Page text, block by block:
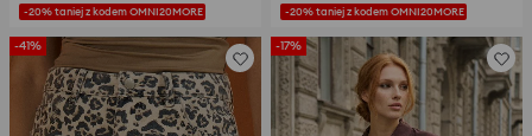
-20% taniej z kodem OMNI20MORE
-20% taniej z kodem OMNI20MORE
-41% -17%